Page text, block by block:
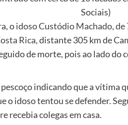
Sociais)
oidoso Custódio Machado,
Rica,distante 305 km de
de morte, pois ao lado do
indicando que a vítima
o idoso tentou se defender.
recebia colegas em casa.